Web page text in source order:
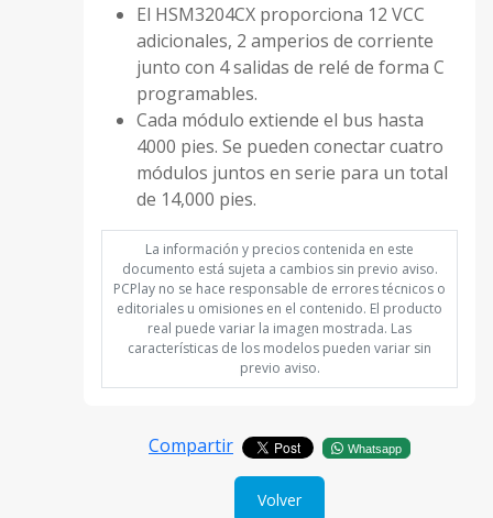
El HSM3204CX proporciona 12 VCC
adicionales, 2 amperios de corriente
junto con 4 salidas de relé de forma C
programables.
Cada módulo extiende el bus hasta
4000 pies. Se pueden conectar cuatro
módulos juntos en serie para un total
de 14,000 pies.
La información y precios contenida en este
documento está sujeta a cambios sin previo aviso.
PCPlay no se hace responsable de errores técnicos o
editoriales u omisiones en el contenido. El producto
real puede variar la imagen mostrada. Las
características de los modelos pueden variar sin
previo aviso.
Compartir Whatsapp
Volver